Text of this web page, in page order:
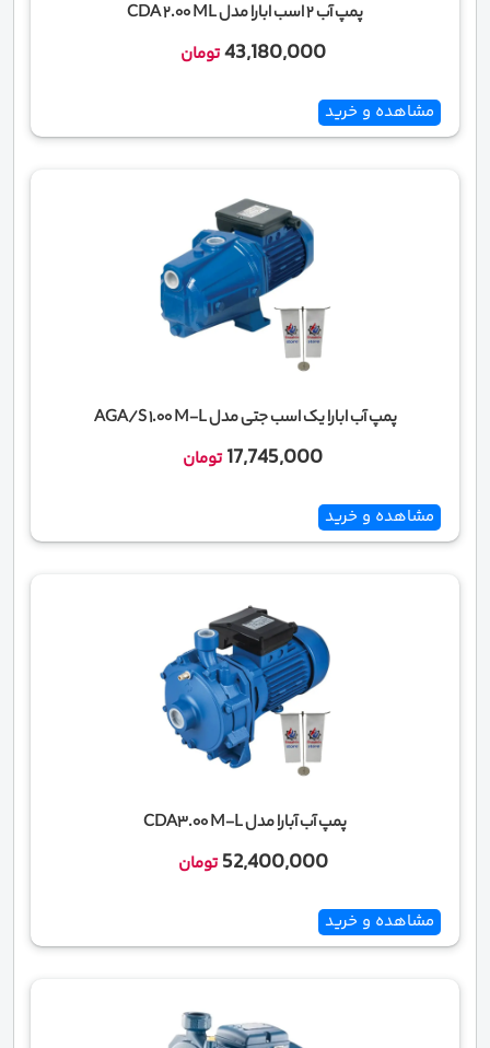
پمپ آب 2 اسب ابارا مدل CDA 2.00 ML
43,180,000تومان
مشاهده و خرید
پمپ آب ابارا یک اسب جتی مدل AGA/S 1.00 M-L
17,745,000 تومان
مشاهده و خرید
پمپ آب آبارا مدل CDA3.00 M-L
52,400,000 تومان
مشاهده و خرید